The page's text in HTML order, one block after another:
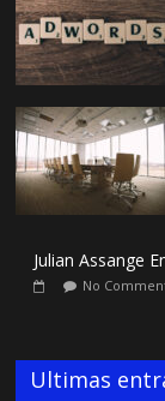
Julian Assange
No
Ultimas